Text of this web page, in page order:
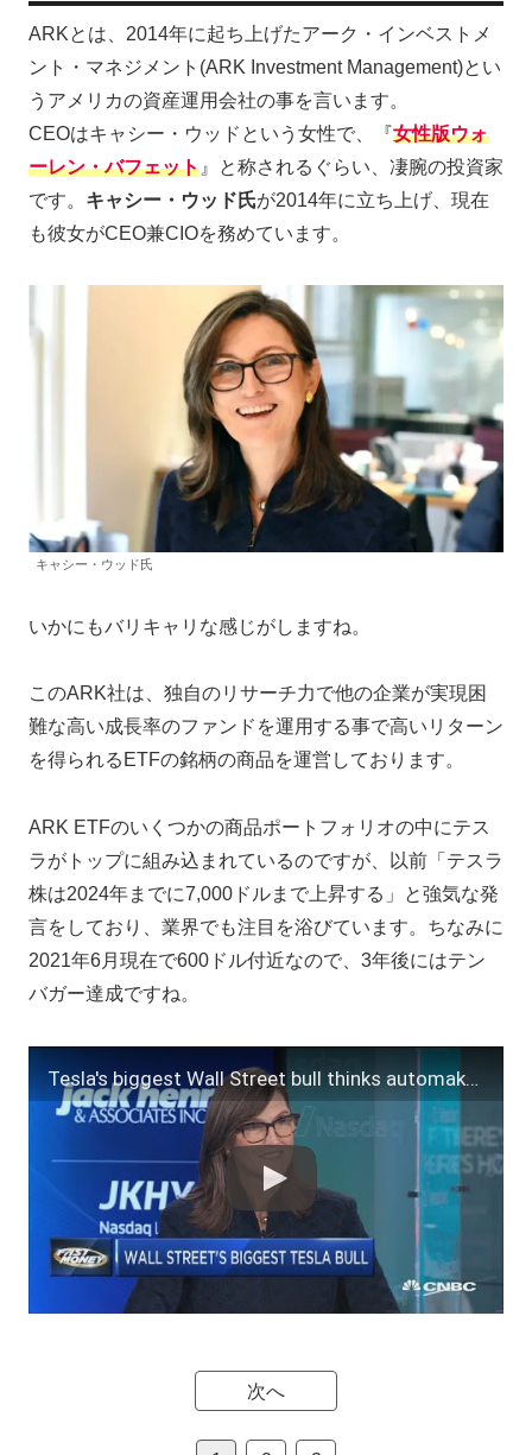
ARKとは、2014年に起ち上げたアーク・インベストメ
ント・マネジメント(ARK Investment Management)とい
うアメリカの資産運用会社の事を言います。
CEOはキャシー・ウッドという女性で、『女性版ウォ
ーレン・バフェット』と称されるぐらい、凄腕の投資家
です。 キャシー・ウッド氏が2014年に立ち上げ、現在
も彼女がCEO兼CIOを務めています。
キャシー・ウッド氏
いかにもバリキャリな感じがしますね。
このARK社は、独自のリサーチ力で他の企業が実現困
難な高い成長率のファンドを運用する事で高いリターン
を得られるETFの銘柄の商品を運営しております。
ARK ETFのいくつかの商品ポートフォリオの中にテス
ラがトップに組み込まれているのですが、以前「テスラ
株は2024年までに7,000ドルまで上昇する」と強気な発
言をしており、業界でも注目を浴びています。ちなみに
2021年6月現在で600ドル付近なので、3年後にはテン
バガー達成ですね。
Tesla's biggest Wall Street bull thinks automaker can hit $15K in 2024
次へ